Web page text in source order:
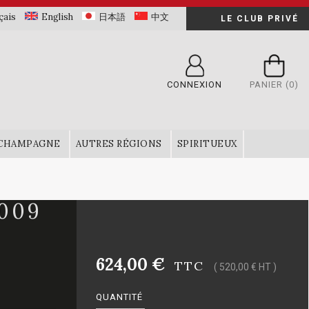
English 日本語 中文 LE CLUB PRIVÉ
CONNEXION PANIER (0)
AUTRES RÉGIONS SPIRITUEUX
624,00 € TTC ( 520,00 € HT )
QUANTITÉ